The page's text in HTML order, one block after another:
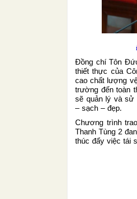
Đồng chí Tôn
thiết thực của
cao chất lượng
trường đến toàn
sẽ quản lý và sử
– sạch – đẹp.
Chương trình
Thanh Tùng 2
thúc đẩy việc tái